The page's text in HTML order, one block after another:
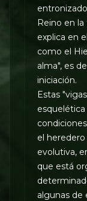
Reino en
explica en
como el
alma", es
iniciación.
Estas
esquelética
el heredero
evolutiva,
que está
algunas de